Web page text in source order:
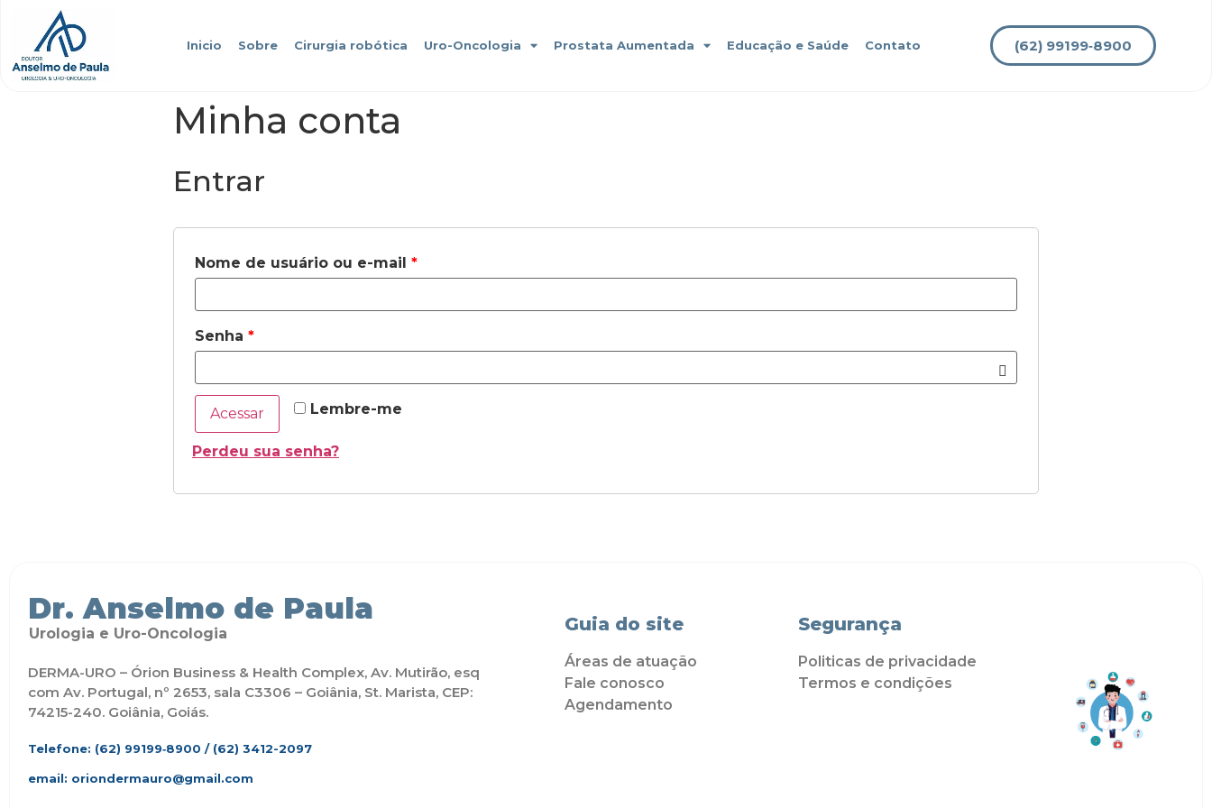
Inicio Sobre Cirurgia robótica Uro-Oncologia Prostata Aumentada Educação e Saúde Contato (62) 99199‑8900
Minha conta
Entrar
Nome de usuário ou e-mail *
Senha *
Lembre-me
Acessar
Perdeu sua senha?
Dr. Anselmo de Paula
Urologia e Uro-Oncologia
DERMA-URO – Órion Business & Health Complex, Av. Mutirão, esq
com Av. Portugal, nº 2653, sala C3306 – Goiânia, St. Marista, CEP:
74215-240. Goiânia, Goiás.
Telefone: (62) 99199‑8900 / (62) 3412-2097
email: oriondermauro@gmail.com
Guia do site
Áreas de atuação
Fale conosco
Agendamento
Segurança
Politicas de privacidade
Termos e condições